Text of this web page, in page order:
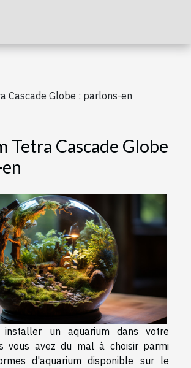
Cascade Globe : parlons-en
Tetra Cascade Globe
installer un aquarium dans votre
vous avez du mal à choisir parmi
d'aquarium disponible sur le